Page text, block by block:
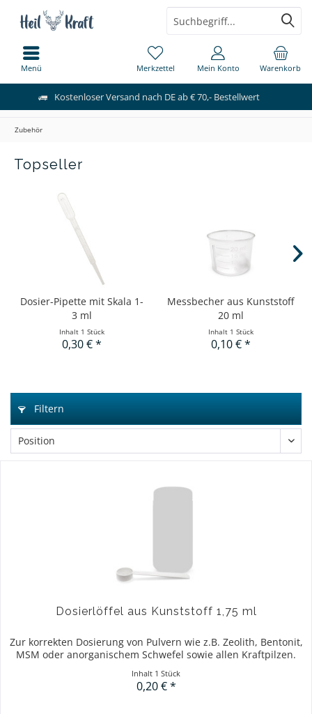
Kostenloser Versand nach DE ab € 70,- Bestellwert
Menü Warenkorb
Merkzettel Mein Konto
Zubehör
Topseller
Dosier-Pipette mit Skala 1-
3 ml
Inhalt 1 Stück
0,30 € *
Messbecher aus Kunststoff
20 ml
Inhalt 1 Stück
0,10 € *
Filtern
Dosierlöffel aus Kunststoff 1,75 ml
Zur korrekten Dosierung von Pulvern wie z.B. Zeolith, Bentonit,
MSM oder anorganischem Schwefel sowie allen Kraftpilzen.
Inhalt 1 Stück
0,20 € *